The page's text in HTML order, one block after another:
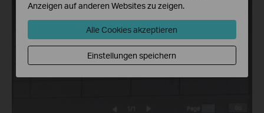
Anzeigen auf anderen Websites zu zeigen.
Alle Cookies akzeptieren
Einstellungen speichern